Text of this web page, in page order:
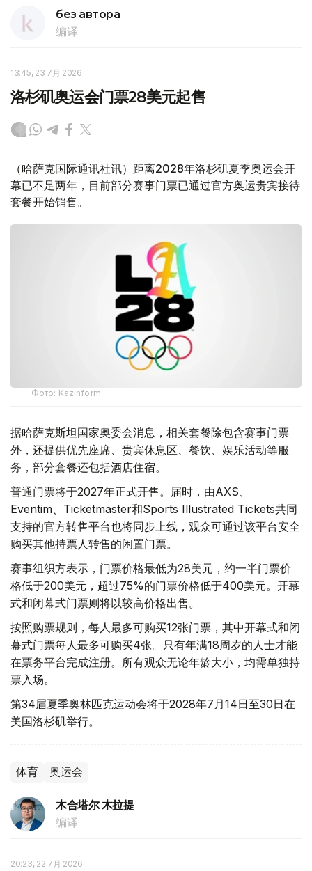
без автора
编译
13:45, 23 7月 2026
洛杉矶奥运会门票28美元起售
（哈萨克国际通讯社讯）距离2028年洛杉矶夏季奥运会开
幕已不足两年，目前部分赛事门票已通过官方奥运贵宾接待
套餐开始销售。
Фото: Kazinform
据哈萨克斯坦国家奥委会消息，相关套餐除包含赛事门票
外，还提供优先座席、贵宾休息区、餐饮、娱乐活动等服
务，部分套餐还包括酒店住宿。
普通门票将于2027年正式开售。届时，由AXS、
Eventim、Ticketmaster和Sports Illustrated Tickets共同
支持的官方转售平台也将同步上线，观众可通过该平台安全
购买其他持票人转售的闲置门票。
赛事组织方表示，门票价格最低为28美元，约一半门票价
格低于200美元，超过75%的门票价格低于400美元。开幕
式和闭幕式门票则将以较高价格出售。
按照购票规则，每人最多可购买12张门票，其中开幕式和闭
幕式门票每人最多可购买4张。只有年满18周岁的人士才能
在票务平台完成注册。所有观众无论年龄大小，均需单独持
票入场。
第34届夏季奥林匹克运动会将于2028年7月14日至30日在
美国洛杉矶举行。
体育 奥运会
木合塔尔 木拉提
编译
20:23, 22 7月 2026